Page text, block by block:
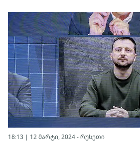
18:13 | 12 მარტი, 2024 - რუსეთი